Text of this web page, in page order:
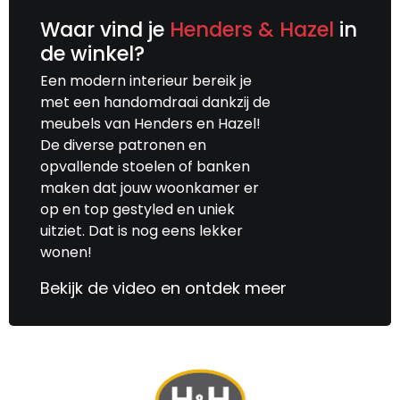
deze medewerker verstaat zijn vak en kan
klanten goed aanvoelen.
In de prijs verwerken dat de oude
matrassen, zonder kosten, geretourneerd
kunnen worden.
Waar vind je Henders & Hazel in
de winkel?
Een modern interieur bereik je
met een handomdraai dankzij de
meubels van Henders en Hazel!
De diverse patronen en
opvallende stoelen of banken
maken dat jouw woonkamer er
op en top gestyled en uniek
uitziet. Dat is nog eens lekker
wonen!
Bekijk de video en ontdek meer